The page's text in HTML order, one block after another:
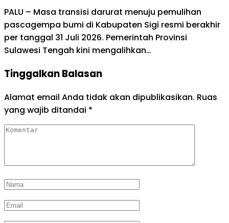
PALU – Masa transisi darurat menuju pemulihan
pascagempa bumi di Kabupaten Sigi resmi berakhir
per tanggal 31 Juli 2026. Pemerintah Provinsi
Sulawesi Tengah kini mengalihkan…
Tinggalkan Balasan
Alamat email Anda tidak akan dipublikasikan. Ruas
yang wajib ditandai *